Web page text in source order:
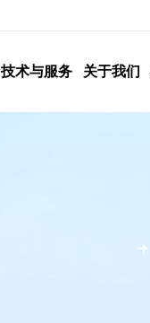
技术与服务 关于我们